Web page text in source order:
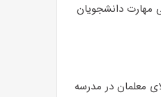
مهارت دانشجویان
معلمان در مدرسه